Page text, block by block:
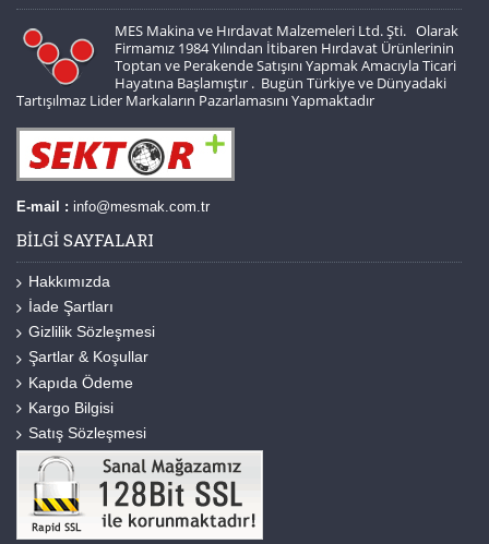
MES Makina ve Hırdavat Malzemeleri Ltd. Şti. Olarak
Firmamız 1984 Yılından İtibaren Hırdavat Ürünlerinin
Toptan ve Perakende Satışını Yapmak Amacıyla Ticari
Hayatına Başlamıştır . Bugün Türkiye ve Dünyadaki
Tartışılmaz Lider Markaların Pazarlamasını Yapmaktadır
E-mail : info@mesmak.com.tr
BILGI SAYFALARI
Hakkımızda
İade Şartları
Gizlilik Sözleşmesi
Şartlar & Koşullar
Kapıda Ödeme
Kargo Bilgisi
Satış Sözleşmesi